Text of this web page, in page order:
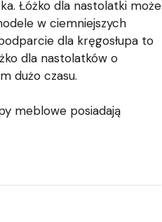
Łóżko dla nastolatki może
w ciemniejszych
dla kręgosłupa to
dla nastolatków o
dużo czasu.
meblowe posiadają